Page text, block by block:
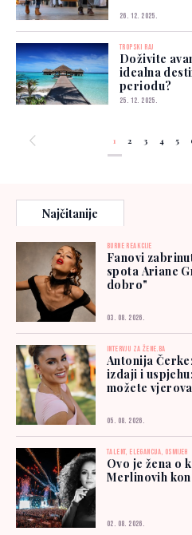
26. 12. 2025.
TROPSKI RAJ
Doživite
idealna
periodu?
25. 12. 2025.
1 2 3 4 5
Najčitanije
BURNE REAKCIJE
Fanovi
spota Ariane
dobro"
03. 08. 2026.
INTERVJU ZA ŽENE.BA
Antonija
izdaji i
možete
05. 08. 2026.
TALENT, ELEGANCIJA, OSMIJEH
Ovo je žena o
Merlinovih
02. 08. 2026.